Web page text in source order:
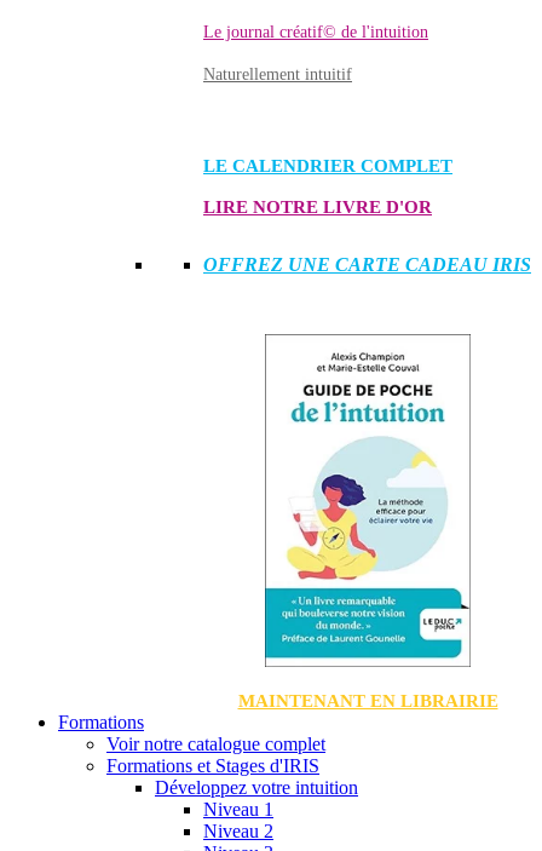
Le journal créatif© de l'intuition
Naturellement intuitif
LE CALENDRIER COMPLET
LIRE NOTRE LIVRE D'OR
OFFREZ UNE CARTE CADEAU IRIS
MAINTENANT EN LIBRAIRIE
Formations
Voir notre catalogue complet
Formations et Stages d'IRIS
Développez votre intuition
Niveau 1
Niveau 2